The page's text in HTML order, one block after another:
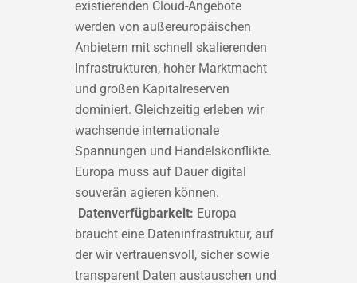
existierenden Cloud-Angebote
werden von außereuropäischen
Anbietern mit schnell skalierenden
Infrastrukturen, hoher Marktmacht
und großen Kapitalreserven
dominiert. Gleichzeitig erleben wir
wachsende internationale
Spannungen und Handelskonflikte.
Europa muss auf Dauer digital
souverän agieren können.
Datenverfügbarkeit: Europa
braucht eine Dateninfrastruktur, auf
der wir vertrauensvoll, sicher sowie
transparent Daten austauschen und